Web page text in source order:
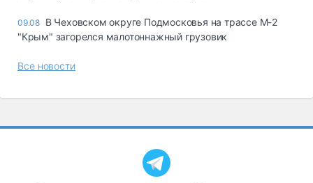
09.08 В Чеховском округе Подмосковья на трассе М-2
"Крым" загорелся малотоннажный грузовик
Все новости